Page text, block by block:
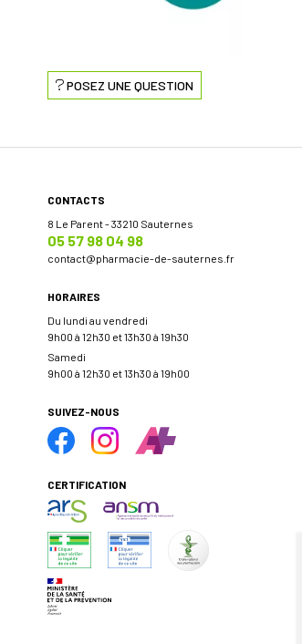
POSEZ UNE QUESTION
CONTACTS
8 Le Parent - 33210 Sauternes
05 57 98 04 98
contact@pharmacie-de-sauternes.fr
HORAIRES
Du lundi au vendredi
9h00 à 12h30 et 13h30 à 19h30
Samedi
9h00 à 12h30 et 13h30 à 19h00
SUIVEZ-NOUS
CERTIFICATION